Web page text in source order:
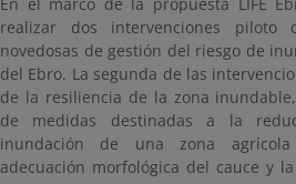
En el marco de la propuesta LIFE
realizar dos intervenciones piloto
novedosas de gestión del riesgo de
del Ebro. La segunda de las
de la resiliencia de la zona
de medidas destinadas a la
inundación de una zona
adecuación morfológica del cauce y